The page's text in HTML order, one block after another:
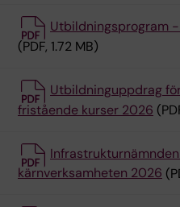
Utbildningsprogram
(PDF, 1.72 MB)
Utbildninguppdrag
fristående kurser 2026
kärnverksamheten 2026